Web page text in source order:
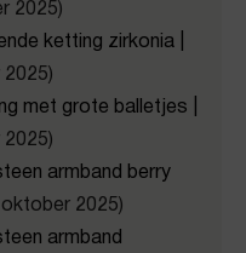
2025)
ketting zirkonia |
met grote balletjes |
armband berry
oktober 2025)
armband